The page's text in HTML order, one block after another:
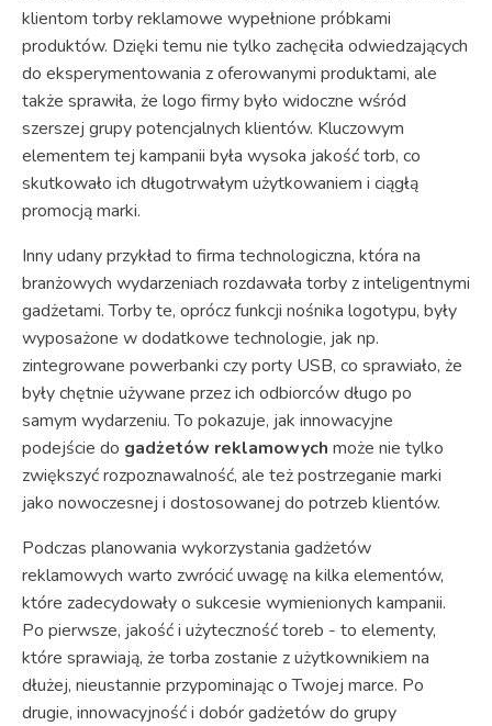
klientom torby reklamowe wypełnione próbkami
produktów. Dzięki temu nie tylko zachęciła odwiedzających
do eksperymentowania z oferowanymi produktami, ale
także sprawiła, że logo firmy było widoczne wśród
szerszej grupy potencjalnych klientów. Kluczowym
elementem tej kampanii była wysoka jakość torb, co
skutkowało ich długotrwałym użytkowaniem i ciągłą
promocją marki.
Inny udany przykład to firma technologiczna, która na
branżowych wydarzeniach rozdawała torby z inteligentnymi
gadżetami. Torby te, oprócz funkcji nośnika logotypu, były
wyposażone w dodatkowe technologie, jak np.
zintegrowane powerbanki czy porty USB, co sprawiało, że
były chętnie używane przez ich odbiorców długo po
samym wydarzeniu. To pokazuje, jak innowacyjne
podejście do gadżetów reklamowych może nie tylko
zwiększyć rozpoznawalność, ale też postrzeganie marki
jako nowoczesnej i dostosowanej do potrzeb klientów.
Podczas planowania wykorzystania gadżetów
reklamowych warto zwrócić uwagę na kilka elementów,
które zadecydowały o sukcesie wymienionych kampanii.
Po pierwsze, jakość i użyteczność toreb - to elementy,
które sprawiają, że torba zostanie z użytkownikiem na
dłużej, nieustannie przypominając o Twojej marce. Po
drugie, innowacyjność i dobór gadżetów do grupy